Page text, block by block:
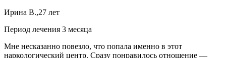
Ирина В.,27 лет
Период лечения 3 месяца
Мне несказанно повезло, что попала именно в этот
наркологический центр. Сразу понравилось отношение —